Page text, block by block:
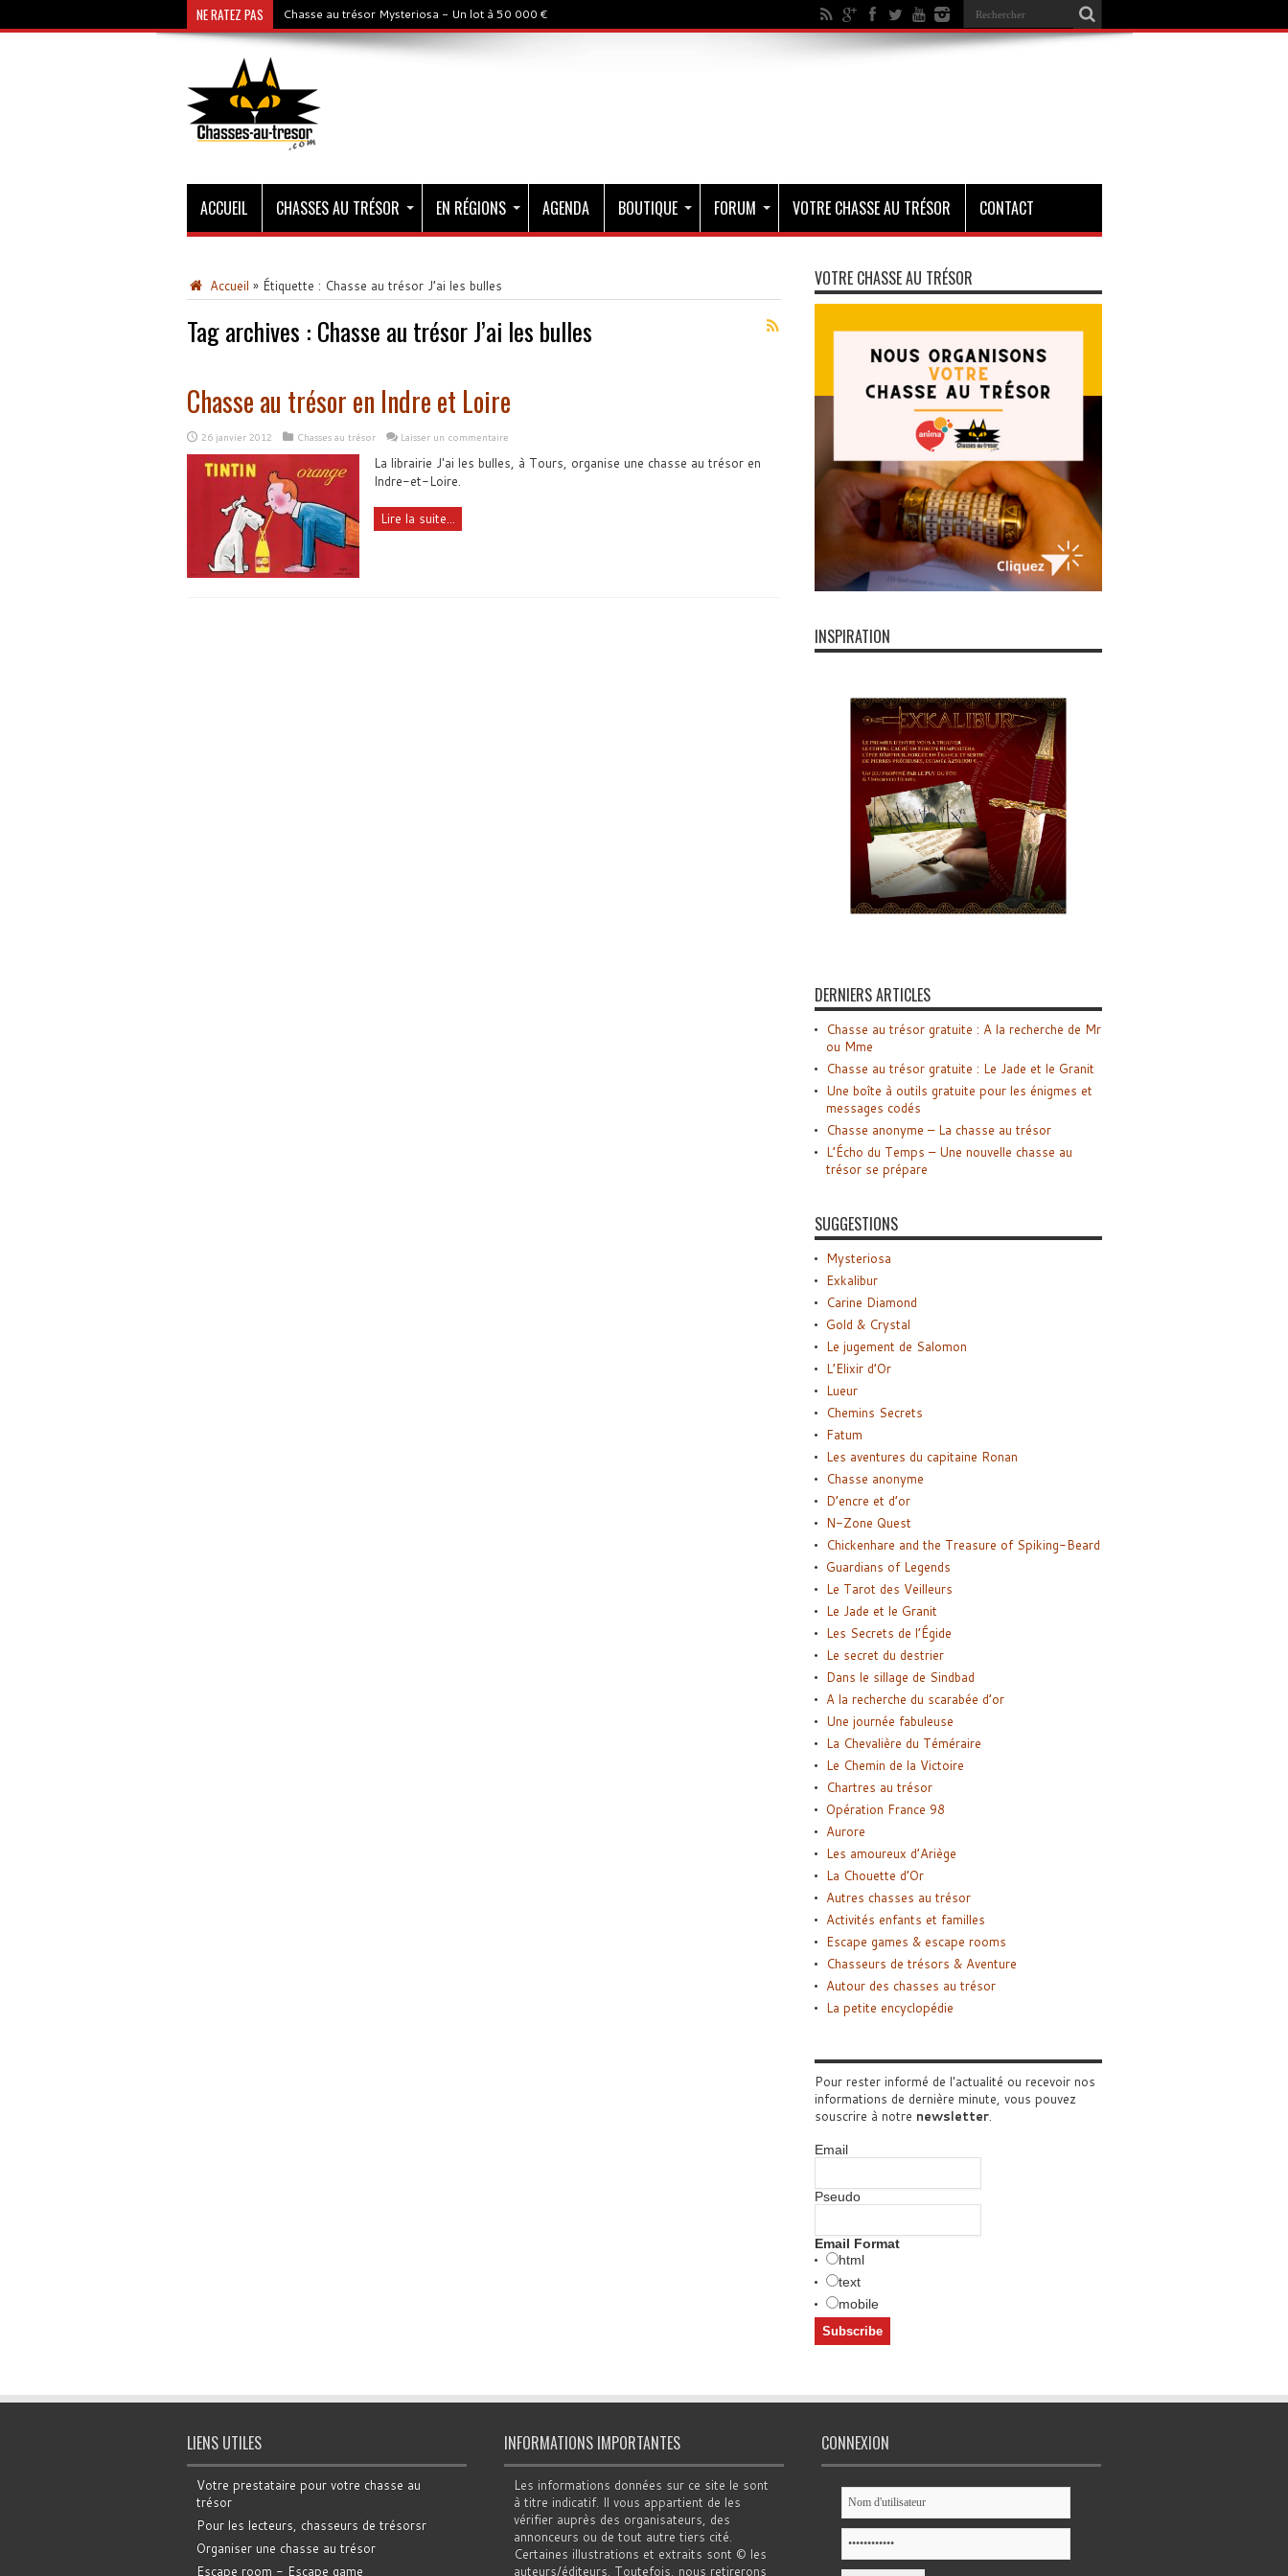
NE RATEZ PAS Chasse au trésor Mysteriosa - Un lot à 50 000 €
ACCUEIL CHASSES AU TRÉSOR EN RÉGIONS AGENDA BOUTIQUE FORUM VOTRE CHASSE AU TRÉSOR CONTACT
Accueil » Étiquette : Chasse au trésor J’ai les bulles
Tag archives : Chasse au trésor J’ai les bulles
Chasse au trésor en Indre et Loire
26 janvier 2012 Chasses au trésor Laisser un commentaire
La librairie J'ai les bulles, à Tours, organise une chasse au trésor en
Indre-et-Loire.
Lire la suite...
VOTRE CHASSE AU TRÉSOR
INSPIRATION
DERNIERS ARTICLES
Chasse au trésor gratuite : A la recherche de Mr
ou Mme
Chasse au trésor gratuite : Le Jade et le Granit
Une boîte à outils gratuite pour les énigmes et
messages codés
Chasse anonyme – La chasse au trésor
L’Écho du Temps – Une nouvelle chasse au
trésor se prépare
SUGGESTIONS
Mysteriosa
Exkalibur
Carine Diamond
Gold & Crystal
Le jugement de Salomon
L’Elixir d’Or
Lueur
Chemins Secrets
Fatum
Les aventures du capitaine Ronan
Chasse anonyme
D’encre et d’or
N-Zone Quest
Chickenhare and the Treasure of Spiking-Beard
Guardians of Legends
Le Tarot des Veilleurs
Le Jade et le Granit
Les Secrets de l’Égide
Le secret du destrier
Dans le sillage de Sindbad
A la recherche du scarabée d’or
Une journée fabuleuse
La Chevalière du Téméraire
Le Chemin de la Victoire
Chartres au trésor
Opération France 98
Aurore
Les amoureux d’Ariège
La Chouette d’Or
Autres chasses au trésor
Activités enfants et familles
Escape games & escape rooms
Chasseurs de trésors & Aventure
Autour des chasses au trésor
La petite encyclopédie
Pour rester informé de l'actualité ou recevoir nos
informations de dernière minute, vous pouvez
souscrire à notre newsletter.
Email
Pseudo
Email Format
html
text
mobile
LIENS UTILES
Votre prestataire pour votre chasse au
trésor
Pour les lecteurs, chasseurs de trésorsr
Organiser une chasse au trésor
Escape room - Escape game
INFORMATIONS IMPORTANTES
Les informations données sur ce site le sont
à titre indicatif. Il vous appartient de les
vérifier auprès des organisateurs, des
annonceurs ou de tout autre tiers cité.
Certaines illustrations et extraits sont © les
auteurs/éditeurs. Toutefois, nous retirerons
CONNEXION